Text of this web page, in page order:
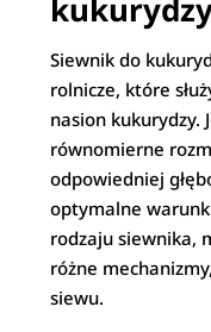
Siewnik do
rolnicze, które
nasion kukurydzy.
równomierne
odpowiedniej
optymalne
rodzaju siewnika,
różne
siewu.